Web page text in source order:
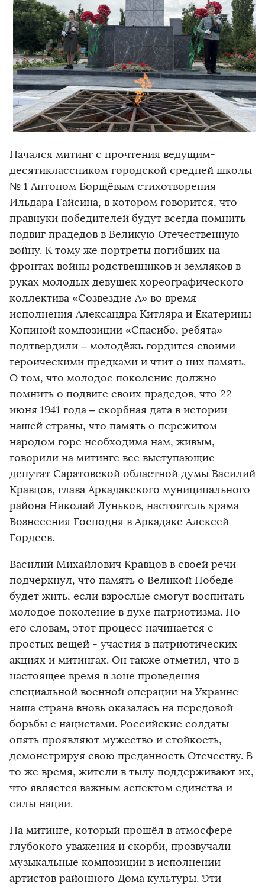
Начался митинг с прочтения ведущим-
десятиклассником городской средней школы
№ 1 Антоном Борщёвым стихотворения
Ильдара Гайсина, в котором говорится, что
правнуки победителей будут всегда помнить
подвиг прадедов в Великую Отечественную
войну. К тому же портреты погибших на
фронтах войны родственников и земляков в
руках молодых девушек хореографического
коллектива «Созвездие А» во время
исполнения Александра Китляра и Екатерины
Копиной композиции «Спасибо, ребята»
подтвердили – молодёжь гордится своими
героическими предками и чтит о них память.
О том, что молодое поколение должно
помнить о подвиге своих прадедов, что 22
июня 1941 года – скорбная дата в истории
нашей страны, что память о пережитом
народом горе необходима нам, живым,
говорили на митинге все выступающие -
депутат Саратовской областной думы Василий
Кравцов, глава Аркадакского муниципального
района Николай Луньков, настоятель храма
Вознесения Господня в Аркадаке Алексей
Гордеев.
Василий Михайлович Кравцов в своей речи
подчеркнул, что память о Великой Победе
будет жить, если взрослые смогут воспитать
молодое поколение в духе патриотизма. По
его словам, этот процесс начинается с
простых вещей - участия в патриотических
акциях и митингах. Он также отметил, что в
настоящее время в зоне проведения
специальной военной операции на Украине
наша страна вновь оказалась на передовой
борьбы с нацистами. Российские солдаты
опять проявляют мужество и стойкость,
демонстрируя свою преданность Отечеству. В
то же время, жители в тылу поддерживают их,
что является важным аспектом единства и
силы нации.
На митинге, который прошёл в атмосфере
глубокого уважения и скорби, прозвучали
музыкальные композиции в исполнении
артистов районного Дома культуры. Эти